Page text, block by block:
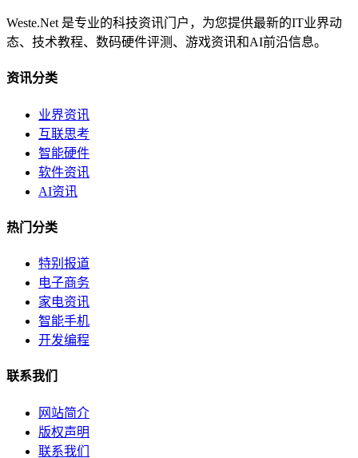
Weste.Net 是专业的科技资讯门户，为您提供最新的IT业界动
态、技术教程、数码硬件评测、游戏资讯和AI前沿信息。
资讯分类
业界资讯
互联思考
智能硬件
软件资讯
AI资讯
热门分类
特别报道
电子商务
家电资讯
智能手机
开发编程
联系我们
网站简介
版权声明
联系我们